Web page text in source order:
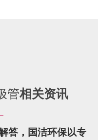
管相关资讯
答，国洁环保以专